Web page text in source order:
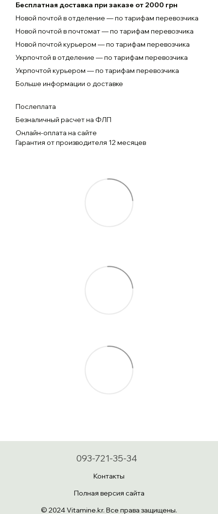
Бесплатная доставка при заказе от 2000 грн
Новой почтой в отделение — по тарифам перевозчика
Новой почтой в почтомат — по тарифам перевозчика
Новой почтой курьером — по тарифам перевозчика
Укрпочтой в отделение — по тарифам перевозчика
Укрпочтой курьером — по тарифам перевозчика
Больше информации о доставке
Послеплата
Безналичный расчет на ФЛП
Онлайн-оплата на сайте
Гарантия от производителя 12 месяцев
093-721-35-34
Контакты
Полная версия сайта
© 2024 Vitamine.kr. Все права защищены.